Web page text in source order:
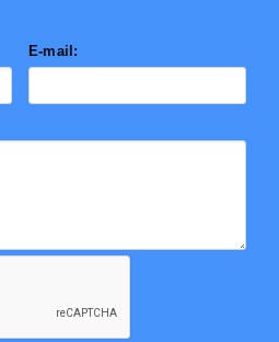
E-mail: